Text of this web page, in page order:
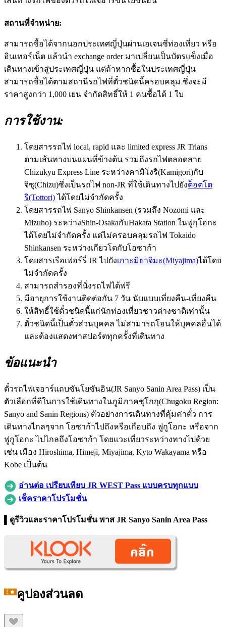
สถานที่จำหน่าย:
สามารถซื้อได้จากนอกประเทศญี่ปุ่นผ่านเอเจนซี่ท่องเที่ยว หรือ
อินเทอร์เน็ต แล้วนำ exchange order มาเปลี่ยนเป็นบัตรแข็งเมื่อ
เดินทางเข้าสู่ประเทศญี่ปุ่น แต่ถ้าหากซื้อในประเทศญี่ปุ่น
สามารถซื้อได้ตามสถานีรถไฟที่ตั๋วชนิดนี้ครอบคลุม ซึ่งจะมี
ราคาสูงกว่า 1,000 เยน จำกัดสิทธิ์ให้ 1 คนซื้อได้ 1 ใบ
การใช้งาน:
โดยสารรถไฟ local, rapid และ limited express JR Trians
ตามเส้นทางบนแผนที่ข้างต้น รวมถึงรถไฟตลอดสาย
Chizukyu Express Line ระหว่างคามิโงริ(Kamigori)กับ
จิซุ(Chizu)ซึ่งเป็นรถไฟ non-JR ที่ใช้เดินทางไปยังต็อตโต
ริ(Tottori)ได้โดยไม่จำกัดครั้ง
โดยสารรถไฟ Sanyo Shinkansen (รวมถึง Nozomi และ
Mizuho) ระหว่างShin-OsakaกับHakata Station ในฟูกุโอกะ
ได้โดยไม่จำกัดครั้ง แต่ไม่ครอบคลุมรถไฟ Tokaido
Shinkansen ระหว่างเกียวโตกับโอซาก้า
โดยสารเรือเฟอร์รี่ JR ไปยังเกาะมิยาจิมะ(Miyajima)ได้โดย
ไม่จำกัดครั้ง
สามารถสำรองที่นั่งรถไฟได้ฟรี
มีอายุการใช้งานติดต่อกัน 7 วัน นับแบบเที่ยงคืน-เที่ยงคืน
ให้สิทธิ์ใช้ตั๋วชนิดนี้แก่นักท่องเที่ยวชาวต่างชาติเท่านั้น
ตั๋วชนิดนี้เป็นตั๋วส่วนบุคคล ไม่สามารถโอนให้บุคคลอื่นได้
และต้องแสดงพาสปอร์ตทุกครั้งที่เดินทาง
ข้อแนะนำ
ตั๋วรถไฟเจอาร์แถบซันโยซันอิน(JR Sanyo Sanin Area Pass) เป็น
ตัวเลือกที่ดีในการใช้เดินทางในภูมิภาคชุโกกุ(Chugoku Region:
Sanyo and Sanin Regions) ตัวอย่างการเดินทางที่คุ้มค่าตั๋ว การ
เดินทางไกลๆจาก โอซาก้าไปถึงหรือเกือบถึง ฟูกูโอกะ หรือจาก
ฟูกูโอกะ ไปไกลถึงโอซาก้า โดยแวะเที่ยวระหว่างทางไปด้วย
เช่น เมือง Hiroshima, Himeji, Miyajima, Kyto Wakayama หรือ
Kobe เป็นต้น
อ่านต่อ เปรียบเทียบ JR WEST Pass แบบครบทุกแบบ
เช็คราคาโปรโมชั่น
▌ดูรีวิวและราคาโปรโมชั่น พาส JR Sanyo Sanin Area Pass
คูปองส่วนลด